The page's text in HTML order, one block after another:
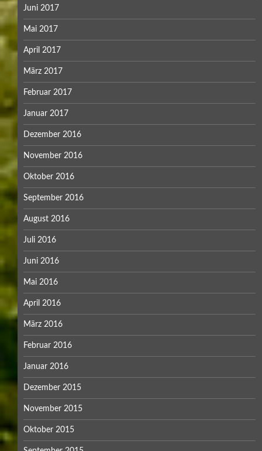
Juni 2017
Mai 2017
April 2017
März 2017
Februar 2017
Januar 2017
Dezember 2016
November 2016
Oktober 2016
September 2016
August 2016
Juli 2016
Juni 2016
Mai 2016
April 2016
März 2016
Februar 2016
Januar 2016
Dezember 2015
November 2015
Oktober 2015